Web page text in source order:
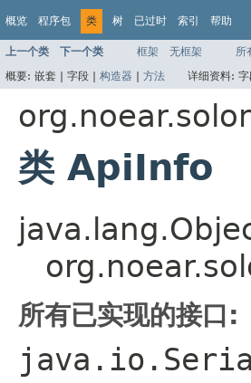
概览 程序包 类 树 已过时 索引 帮助
上一个类 下一个类 框架 无框架
所
概要: 嵌套 | 字段 | 构造器 | 方法 详细资料:
类 ApiInfo
所有已实现的接口: